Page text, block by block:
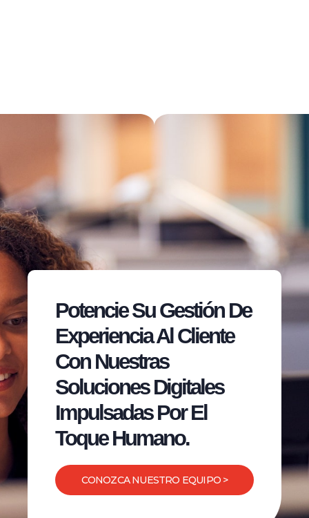
Potencie Su Gestión De
Experiencia Al Cliente
Con Nuestras
Soluciones Digitales
Impulsadas Por El
Toque Humano.
CONOZCA NUESTRO EQUIPO >